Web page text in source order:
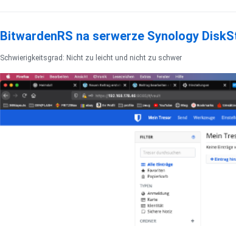
BitwardenRS na serwerze Synology
Schwierigkeitsgrad: Nicht zu leicht und nicht zu schwer